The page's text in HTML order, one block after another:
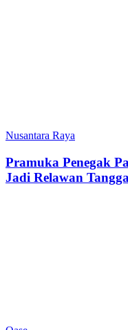
Nusantara Raya
Pramuka Penegak
Jadi Relawan